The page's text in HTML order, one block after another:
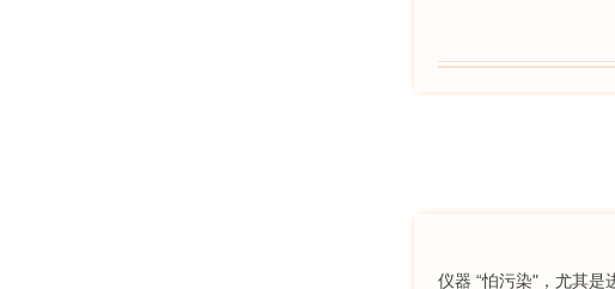
仪器 “怕污染"，尤其是